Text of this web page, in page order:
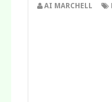
AI MARCHELL